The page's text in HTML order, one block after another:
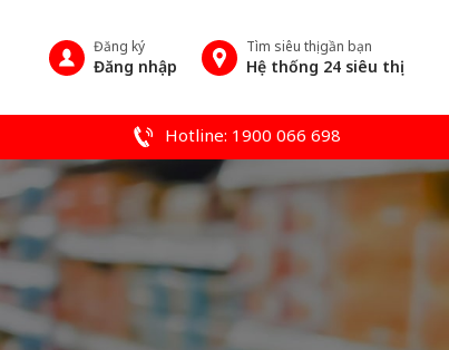
Đăng ký
Đăng nhập
Tìm siêu thị gần bạn
Hệ thống 24 siêu thị
Hotline: 1900 066 698